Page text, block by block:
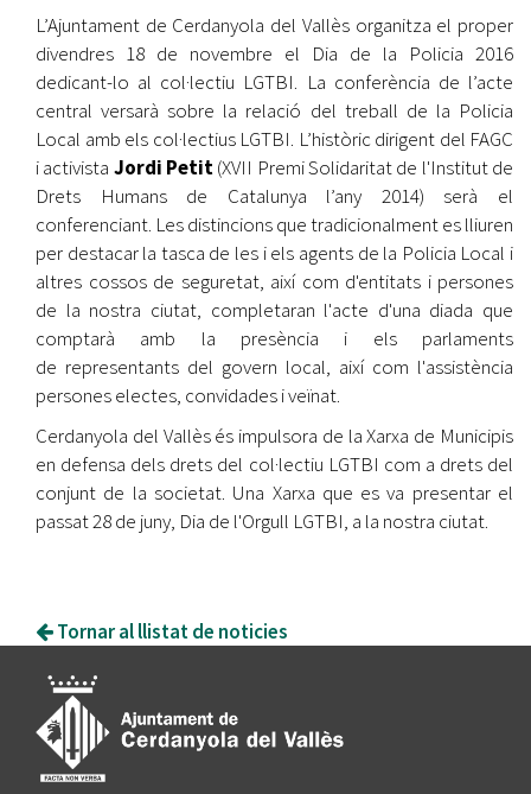
L’Ajuntament de Cerdanyola del Vallès organitza el proper
divendres 18 de novembre el Dia de la Policia 2016
dedicant-lo al col·lectiu LGTBI. La conferència de l’acte
central versarà sobre la relació del treball de la Policia
Local amb els col·lectius LGTBI. L’històric dirigent del FAGC
i activista Jordi Petit(XVII Premi Solidaritat de l'Institut de
Drets Humans de Catalunya l’any 2014) serà el
conferenciant. Les distincions que tradicionalment es lliuren
per destacar la tasca de les i els agents de la Policia Local i
altres cossos de seguretat, així com d'entitats i persones
de la nostra ciutat, completaran l'acte d'una diada que
comptarà amb la presència i els parlaments
de representants del govern local, així com l'assistència
persones electes, convidades i veïnat.
Cerdanyola del Vallès és impulsora de la Xarxa de Municipis
en defensa dels drets del col·lectiu LGTBI com a drets del
conjunt de la societat. Una Xarxa que es va presentar el
passat 28 de juny, Dia de l'Orgull LGTBI, a la nostra ciutat.
Tornar al llistat de noticies